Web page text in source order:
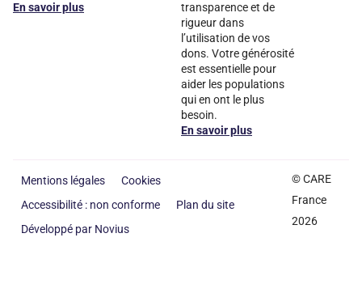
En savoir plus
transparence et de
rigueur dans
l’utilisation de vos
dons. Votre générosité
est essentielle pour
aider les populations
qui en ont le plus
besoin.
En savoir plus
Mentions légales
Cookies
Accessibilité : non conforme
Plan du site
Développé par Novius
© CARE
France
2026